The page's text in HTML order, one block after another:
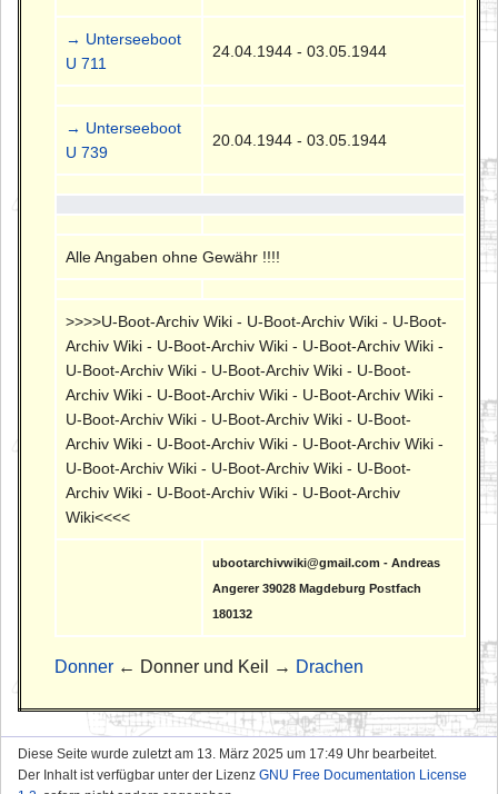
→ Unterseeboot
U 711
24.04.1944 - 03.05.1944
→ Unterseeboot
U 739
20.04.1944 - 03.05.1944
Alle Angaben ohne Gewähr !!!!
>>>>U-Boot-Archiv Wiki - U-Boot-Archiv Wiki - U-Boot-
Archiv Wiki - U-Boot-Archiv Wiki - U-Boot-Archiv Wiki -
U-Boot-Archiv Wiki - U-Boot-Archiv Wiki - U-Boot-
Archiv Wiki - U-Boot-Archiv Wiki - U-Boot-Archiv Wiki -
U-Boot-Archiv Wiki - U-Boot-Archiv Wiki - U-Boot-
Archiv Wiki - U-Boot-Archiv Wiki - U-Boot-Archiv Wiki -
U-Boot-Archiv Wiki - U-Boot-Archiv Wiki - U-Boot-
Archiv Wiki - U-Boot-Archiv Wiki - U-Boot-Archiv
Wiki<<<<
ubootarchivwiki@gmail.com - Andreas
Angerer 39028 Magdeburg Postfach
180132
Donner ← Donner und Keil → Drachen
Diese Seite wurde zuletzt am 13. März 2025 um 17:49 Uhr bearbeitet.
Der Inhalt ist verfügbar unter der Lizenz GNU Free Documentation License